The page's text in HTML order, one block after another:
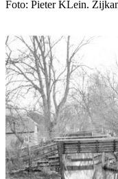
Foto: Pieter KLein.